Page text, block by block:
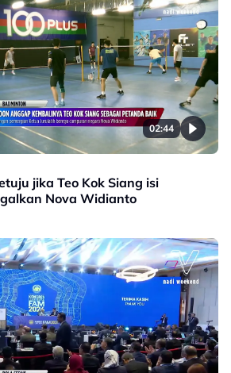
02:44
jika Teo Kok Siang isi
Nova Widianto